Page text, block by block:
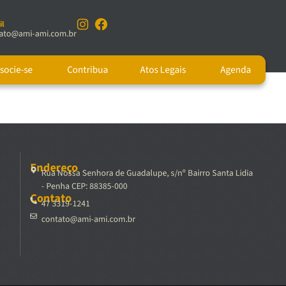
ami.com.br
se Contribua Atos Legais Agenda
Endereço
Rua Nossa Senhora de Guadalupe, s/nº Bairro Santa Lidia
- Penha CEP: 88385-000
Contato
47 3319-1241
contato@ami-ami.com.br